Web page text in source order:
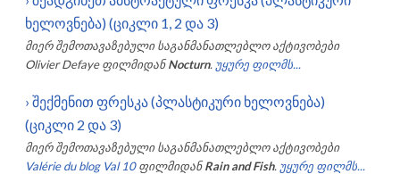
ხელოვნება) (ციკლი 1, 2 და 3)
მიერ შემოთავაზებული საგანმანათლებლო აქტივობები
Olivier Defaye ფილმიდან Nocturn. უყურე ფილმს...
› შექმენით ფრესკა (პლასტიკური ხელოვნება)
(ციკლი 2 და 3)
მიერ შემოთავაზებული საგანმანათლებლო აქტივობები
Valérie du blog Val 10 ფილმიდან Rain and Fish. უყურე ფილმს...